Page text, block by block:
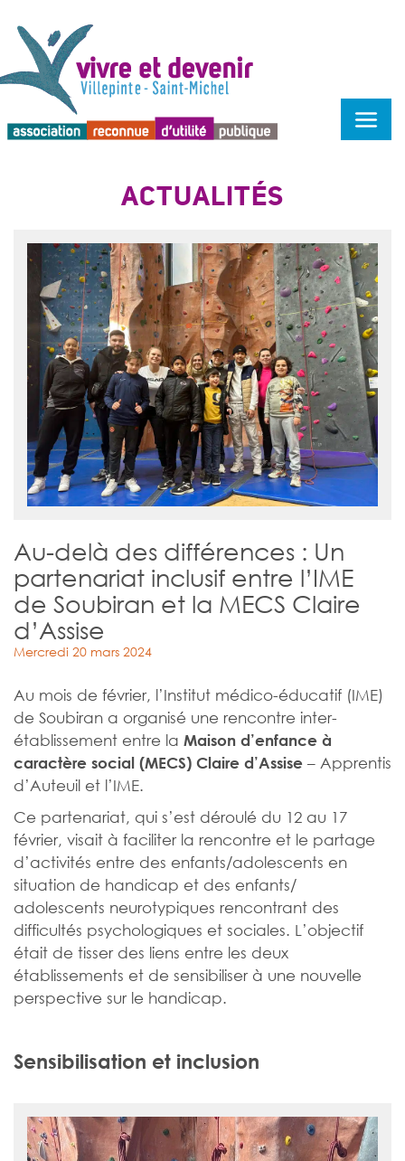
ACTUALITÉS
Au-delà des différences : Un
partenariat inclusif entre l’IME
de Soubiran et la MECS Claire
d’Assise
Mercredi 20 mars 2024
Au mois de février, l’Institut médico-éducatif (IME)
de Soubiran a organisé une rencontre inter-
établissement entre la Maison d’enfance à
caractère social (MECS) Claire d’Assise – Apprentis
d’Auteuil et l’IME.
Ce partenariat, qui s’est déroulé du 12 au 17
février, visait à faciliter la rencontre et le partage
d’activités entre des enfants/adolescents en
situation de handicap et des enfants/
adolescents neurotypiques rencontrant des
difficultés psychologiques et sociales. L’objectif
était de tisser des liens entre les deux
établissements et de sensibiliser à une nouvelle
perspective sur le handicap.
Sensibilisation et inclusion